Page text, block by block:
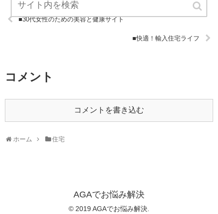
■30代女性のための美容と健康サイト
■快適！輸入住宅ライフ
コメント
コメントを書き込む
ホーム 住宅
AGAでお悩み解決
© 2019 AGAでお悩み解決.